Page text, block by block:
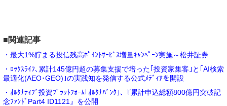
■関連記事
・最大1%貯まる投信残高ﾎﾟｲﾝﾄｻｰﾋﾞｽ増量ｷｬﾝﾍﾟｰﾝ実施～松井証券
・ﾛｯｸｽﾗｲﾌ､累計145億円超の募集支援で培った｢投資家集客｣と｢AI検索
最適化(AEO･GEO)｣の実践知を発信する公式ﾒﾃﾞｨｱを開設
・ｵﾙﾀﾅﾃｨﾌﾞ投資ﾌﾟﾗｯﾄﾌｫｰﾑ｢ｵﾙﾀﾅﾊﾞﾝｸ｣､『累計申込総額800億円突破記
念ﾌｧﾝﾄﾞPart4 ID1121』を公開